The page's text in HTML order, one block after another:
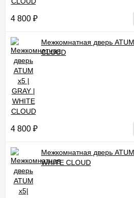
4 800 ₽
Межкомнатная дверь
CLOUD
4 800 ₽
Межкомнатная дверь
WHITE CLOUD